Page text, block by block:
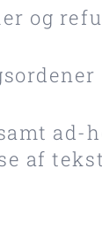
og
ad-
af